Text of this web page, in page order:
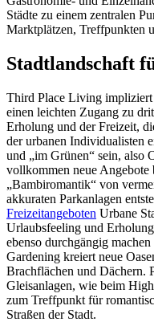
Städte zu einem zentralen
Marktplätzen, Treffpunkten
Stadtlandschaft
Third Place Living impliziert
einen leichten Zugang zu
Erholung und der Freizeit,
der urbanen Individualisten
und „im Grünen“ sein, also
vollkommen neue Angebote
„Bambiromantik“ von
akkuraten Parkanlagen
Freizeitangeboten Urbane
Urlaubsfeeling und
ebenso durchgängig
Gardening kreiert neue
Brachflächen und Dächern.
Gleisanlagen, wie beim
zum Treffpunkt für
Straßen der Stadt.